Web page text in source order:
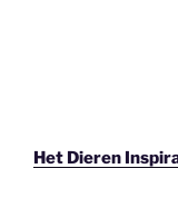
Het Dieren